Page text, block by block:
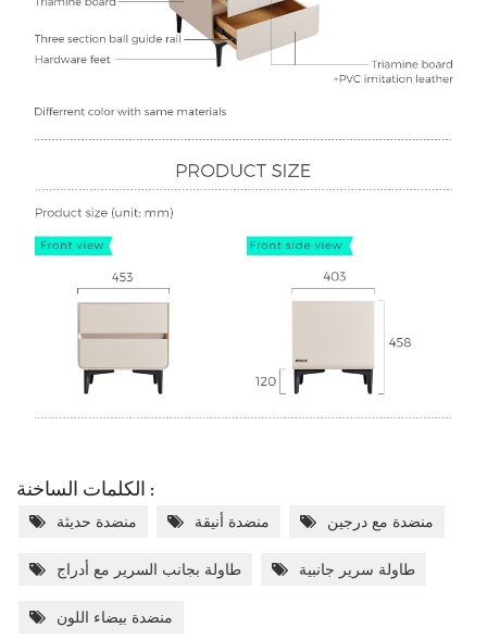
الكلمات الساخنة :
منضدة حديثة منضدة أنيقة منضدة مع درجين
طاولة بجانب السرير مع أدراج طاولة سرير جانبية
منضدة بيضاء اللون